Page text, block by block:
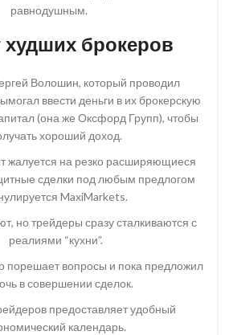
равнодушным.
худших брокеров
Волошин, который проводил
ввести деньги в их брокерскую
(она же Оксфорд Групп), чтобы
хороший доход.
жалуется на резко расширяющиеся
сделки под любым предлогом
MaxiMarkets.
но трейдеры сразу сталкиваются с
реалиями “кухни”.
порешает вопросы и пока предложил
в совершении сделок.
предоставляет удобный
календарь.